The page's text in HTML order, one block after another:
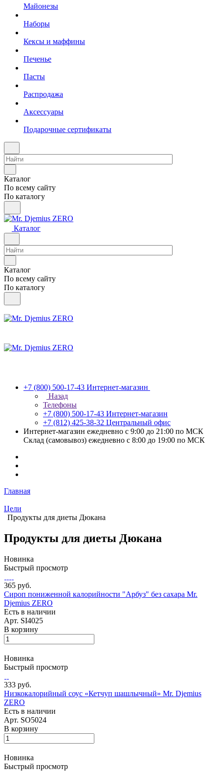
Майонезы
Наборы
Кексы и маффины
Печенье
Пасты
Распродажа
Аксессуары
Подарочные сертификаты
Каталог
По всему сайту
По каталогу
Каталог
Каталог
По всему сайту
По каталогу
+7 (800) 500-17-43 Интернет-магазин
Назад
Телефоны
+7 (800) 500-17-43 Интернет-магазин
+7 (812) 425-38-32 Центральный офис
Интернет-магазин ежедневно с 9:00 до 21:00 по МСК
Склад (самовывоз) ежедневно с 8:00 до 19:00 по МСК
Главная
Цели
Продукты для диеты Дюкана
Продукты для диеты Дюкана
Новинка
Быстрый просмотр
365 руб.
Сироп пониженной калорийности "Арбуз" без сахара Mr.
Djemius ZERO
Есть в наличии
Арт. SI4025
В корзину
Новинка
Быстрый просмотр
333 руб.
Низкокалорийный соус «Кетчуп шашлычный» Mr. Djemius
ZERO
Есть в наличии
Арт. SO5024
В корзину
Новинка
Быстрый просмотр